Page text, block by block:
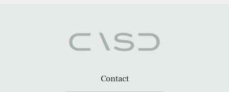
Contact